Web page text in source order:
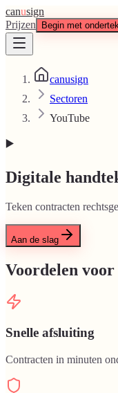
canusign
Prijzen
Begin met
canusign
Sectoren
YouTube
▶️
Digitale
Teken contracten
Aan de slag
Voordelen voor
Snelle afsluiting
Contracten in minuten